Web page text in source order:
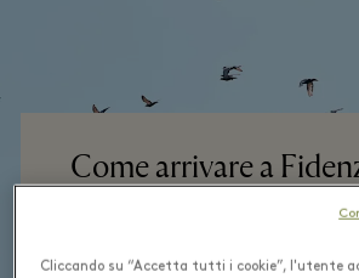
Come arrivare a
A solo un'ora da Milano, eppure
Cliccando su “Accetta tutti i cookie”, l'utente